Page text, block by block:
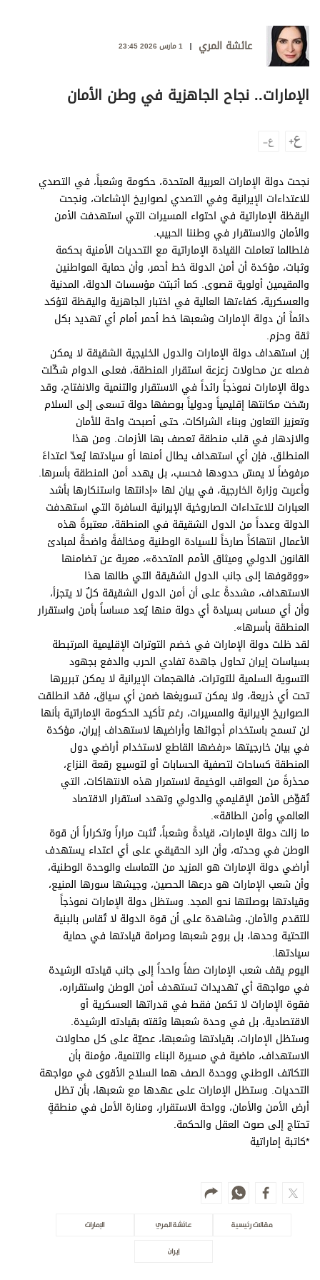
الترفيه
التعليم والمعرفة
الذكاء الاصطناعي
تغطيات
فيديو
بودكاست
إنفوجراف
قصة صورة
كاريكتير
برامج
عدد اليوم
مواقيت الصلاة
الأحوال الجوية
عائشة المري 1 مارس 2026 23:45
الإمارات.. نجاح الجاهزية في وطن الأمان
نجحت دولة الإمارات العربية المتحدة، حكومة وشعباً، في التصدي
للاعتداءات الإيرانية وفي التصدي لصواريخ الإشاعات، ونجحت
اليقظة الإماراتية في احتواء المسيرات التي استهدفت الأمن
والأمان والاستقرار في وطننا الحبيب.
فلطالما تعاملت القيادة الإماراتية مع التحديات الأمنية بحكمة
وثبات، مؤكدة أن أمن الدولة خط أحمر، وأن حماية المواطنين
والمقيمين أولوية قصوى. كما أثبتت مؤسسات الدولة، المدنية
والعسكرية، كفاءتها العالية في اختبار الجاهزية واليقظة لتؤكد
دائماً أن دولة الإمارات وشعبها خط أحمر أمام أي تهديد بكل
ثقة وحزم.
إن استهداف دولة الإمارات والدول الخليجية الشقيقة لا يمكن
فصله عن محاولات زعزعة استقرار المنطقة، فعلى الدوام شكّلت
دولة الإمارات نموذجاً رائداً في الاستقرار والتنمية والانفتاح، وقد
رسّخت مكانتها إقليمياً ودولياً بوصفها دولة تسعى إلى السلام
وتعزيز التعاون وبناء الشراكات، حتى أصبحت واحة للأمان
والازدهار في قلب منطقة تعصف بها الأزمات. ومن هذا
المنطلق، فإن أي استهداف يطال أمنها أو سيادتها يُعدّ اعتداءً
مرفوضاً لا يمسّ حدودها فحسب، بل يهدد أمن المنطقة بأسرها.
وأعربت وزارة الخارجية، في بيان لها «إدانتها واستنكارها بأشد
العبارات للاعتداءات الصاروخية الإيرانية السافرة التي استهدفت
الدولة وعدداً من الدول الشقيقة في المنطقة، معتبرةً هذه
الأعمال انتهاكاً صارخاً للسيادة الوطنية ومخالفةً واضحةً لمبادئ
القانون الدولي وميثاق الأمم المتحدة»، معربة عن تضامنها
«ووقوفها إلى جانب الدول الشقيقة التي طالها هذا
الاستهداف، مشددةً على أن أمن الدول الشقيقة كلٌ لا يتجزأ،
وأن أي مساس بسيادة أي دولة منها يُعد مساساً بأمن واستقرار
المنطقة بأسرها».
لقد ظلت دولة الإمارات في خضم التوترات الإقليمية المرتبطة
بسياسات إيران تحاول جاهدة تفادي الحرب والدفع بجهود
التسوية السلمية للتوترات، فالهجمات الإيرانية لا يمكن تبريرها
تحت أي ذريعة، ولا يمكن تسويغها ضمن أي سياق، فقد انطلقت
الصواريخ الإيرانية والمسيرات، رغم تأكيد الحكومة الإماراتية بأنها
لن تسمح باستخدام أجوائها وأراضيها لاستهداف إيران، مؤكدة
في بيان خارجيتها «رفضها القاطع لاستخدام أراضي دول
المنطقة كساحات لتصفية الحسابات أو لتوسيع رقعة النزاع،
محذرةً من العواقب الوخيمة لاستمرار هذه الانتهاكات، التي
تُقوِّض الأمن الإقليمي والدولي وتهدد استقرار الاقتصاد
العالمي وأمن الطاقة».
ما زالت دولة الإمارات، قيادةً وشعباً، تُثبت مراراً وتكراراً أن قوة
الوطن في وحدته، وأن الرد الحقيقي على أي اعتداء يستهدف
أراضي دولة الإمارات هو المزيد من التماسك والوحدة الوطنية،
وأن شعب الإمارات هو درعها الحصين، وجيشها سورها المنيع،
وقيادتها بوصلتها نحو المجد. وستظل دولة الإمارات نموذجاً
للتقدم والأمان، وشاهدة على أن قوة الدولة لا تُقاس بالبنية
التحتية وحدها، بل بروح شعبها وصرامة قيادتها في حماية
سيادتها.
اليوم يقف شعب الإمارات صفاً واحداً إلى جانب قيادته الرشيدة
في مواجهة أي تهديدات تستهدف أمن الوطن واستقراره،
فقوة الإمارات لا تكمن فقط في قدراتها العسكرية أو
الاقتصادية، بل في وحدة شعبها وثقته بقيادته الرشيدة.
وستظل الإمارات، بقيادتها وشعبها، عصيّة على كل محاولات
الاستهداف، ماضية في مسيرة البناء والتنمية، مؤمنة بأن
التكاتف الوطني ووحدة الصف هما السلاح الأقوى في مواجهة
التحديات. وستظل الإمارات على عهدها مع شعبها، بأن تظل
أرض الأمن والأمان، وواحة الاستقرار، ومنارة الأمل في منطقةٍ
تحتاج إلى صوت العقل والحكمة.
*كاتبة إماراتية
مقالات رئيسية عائشة المري الإمارات
إيران